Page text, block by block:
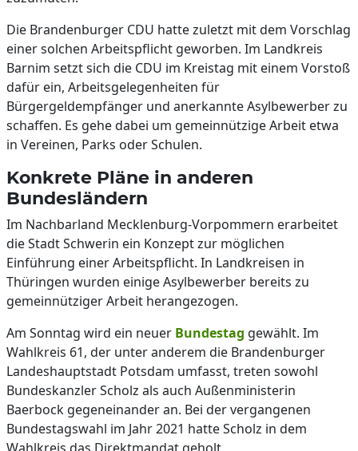
Die Brandenburger CDU hatte zuletzt mit dem Vorschlag
einer solchen Arbeitspflicht geworben. Im Landkreis
Barnim setzt sich die CDU im Kreistag mit einem Vorstoß
dafür ein, Arbeitsgelegenheiten für
Bürgergeldempfänger und anerkannte Asylbewerber zu
schaffen. Es gehe dabei um gemeinnützige Arbeit etwa
in Vereinen, Parks oder Schulen.
Konkrete Pläne in anderen
Bundesländern
Im Nachbarland Mecklenburg-Vorpommern erarbeitet
die Stadt Schwerin ein Konzept zur möglichen
Einführung einer Arbeitspflicht. In Landkreisen in
Thüringen wurden einige Asylbewerber bereits zu
gemeinnütziger Arbeit herangezogen.
Am Sonntag wird ein neuer Bundestag gewählt. Im
Wahlkreis 61, der unter anderem die Brandenburger
Landeshauptstadt Potsdam umfasst, treten sowohl
Bundeskanzler Scholz als auch Außenministerin
Baerbock gegeneinander an. Bei der vergangenen
Bundestagswahl im Jahr 2021 hatte Scholz in dem